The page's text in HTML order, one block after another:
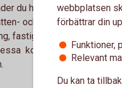
du har för att kunna bo i
och avlopp, hushållsel
fastighetsavgift,
kostnader tillkommer
webbplatsen
förbättrar din
Funktioner,
Relevant
Du kan ta